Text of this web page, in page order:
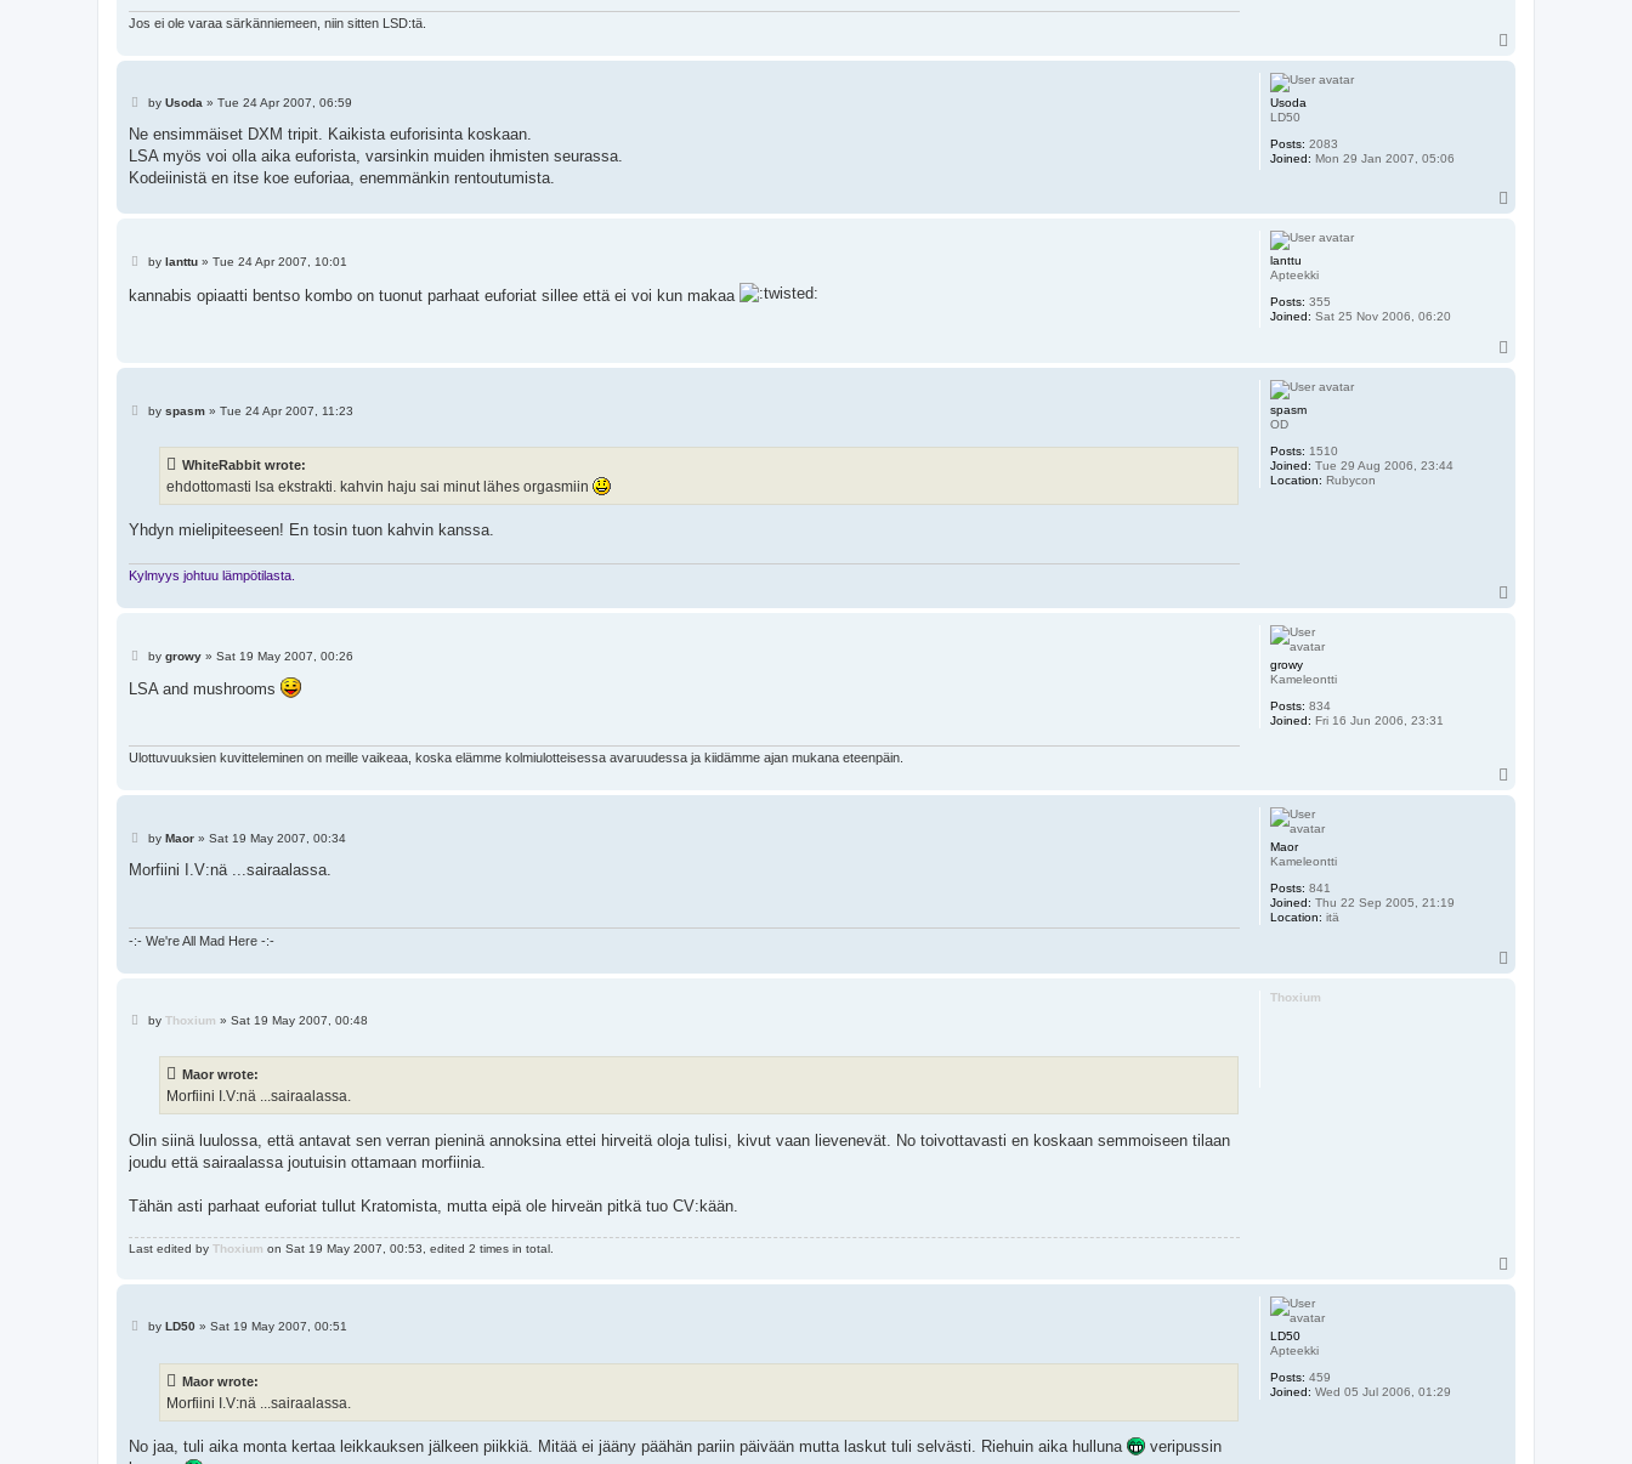
Jos ei ole varaa särkänniemeen, niin sitten LSD:tä.
Usoda
LD50
Posts: 2083
Joined: Mon 29 Jan 2007, 05:06
P
s
by Usoda» Tue 24 Apr 2007, 06:59
Ne ensimmäiset DXM tripit. Kaikista euforisinta koskaan.
LSA myös voi olla aika euforista, varsinkin muiden ihmisten seurassa.
Kodeiinistä en itse koe euforiaa, enemmänkin rentoutumista.
lanttu
Apteekki
Posts: 355
Joined: Sat 25 Nov 2006, 06:20
P
t
by lanttu» Tue 24 Apr 2007, 10:01
kannabis opiaatti bentso kombo on tuonut parhaat euforiat sillee että ei voi kun makaa
spasm
OD
Posts: 1510
Joined: Tue 29 Aug 2006, 23:44
Location: Rubycon
Pby spasm» Tue 24 Apr 2007, 11:23
WhiteRabbit wrote:
ehdottomasti lsa ekstrakti. kahvin haju sai minut lähes orgasmiin
Yhdyn mielipiteeseen! En tosin tuon kahvin kanssa.
Kylmyys johtuu lämpötilasta.
growy
Kameleontti
Posts: 834
Joined: Fri 16 Jun 2006, 23:31
P
s
t
by growy» Sat 19 May 2007, 00:26
LSA and mushrooms
Ulottuvuuksien kuvitteleminen on meille vaikeaa, koska elämme kolmiulotteisessa avaruudessa ja kiidämme ajan mukana eteenpäin.
Maor
Kameleontti
Posts: 841
Joined: Thu 22 Sep 2005, 21:19
Location: itä
P
s
by Maor» Sat 19 May 2007, 00:34
Morfiini I.V:nä ...sairaalassa.
-:- We're All Mad Here -:-
Thoxium
Pby Thoxium » Sat 19 May 2007, 00:48
Maor wrote:
Morfiini I.V:nä ...sairaalassa.
Olin siinä luulossa, että antavat sen verran pieninä annoksina ettei hirveitä oloja tulisi, kivut vaan lievenevät. No toivottavasti en koskaan semmoiseen tilaan
joudu että sairaalassa joutuisin ottamaan morfiinia.
Tähän asti parhaat euforiat tullut Kratomista, mutta eipä ole hirveän pitkä tuo CV:kään.
Last edited by Thoxium on Sat 19 May 2007, 00:53, edited 2 times in total.
LD50
Apteekki
Posts: 459
Joined: Wed 05 Jul 2006, 01:29
Pby LD50» Sat 19 May 2007, 00:51
Maor wrote:
Morfiini I.V:nä ...sairaalassa.
No jaa, tuli aika monta kertaa leikkauksen jälkeen piikkiä. Mitää ei jääny päähän pariin päivään mutta laskut tuli selvästi. Riehuin aika hulluna
veripussin